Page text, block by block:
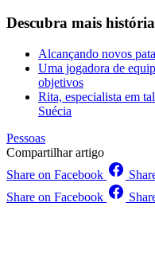
Descubra mais
Alcançando novos
Uma jogadora de
objetivos
Rita, especialista em
Suécia
Pessoas
Compartilhar artigo
Share on Facebook
Share on Facebook